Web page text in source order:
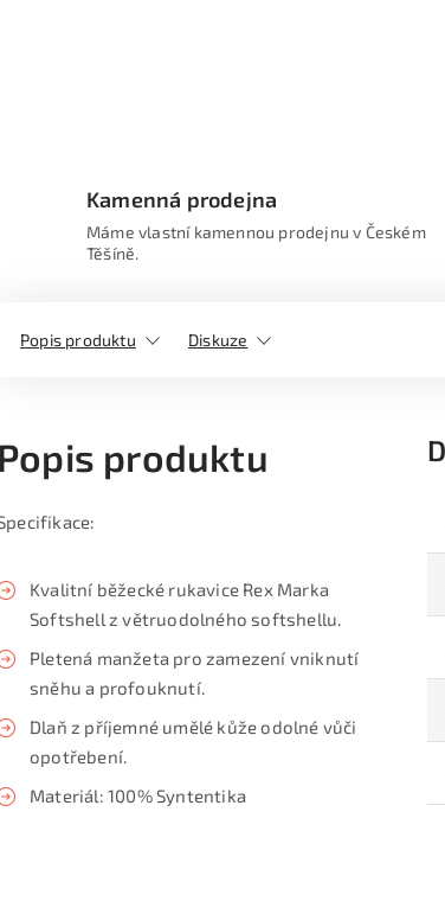
Kamenná prodejna
Máme vlastní kamennou prodejnu v Českém
Těšíně.
Popis produktu Diskuze
Popis produktu
Kvalitní běžecké rukavice Rex Marka
Softshell z větruodolného softshellu.
Pletená manžeta pro zamezení vniknutí
sněhu a profouknutí.
Dlaň z příjemné umělé kůže odolné vůči
opotřebení.
Materiál: 100% Syntentika